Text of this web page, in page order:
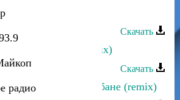
радио
(club remix)
Скачать
- Мои горцы (remix)
Скачать
- Поппури на барабане (remix)